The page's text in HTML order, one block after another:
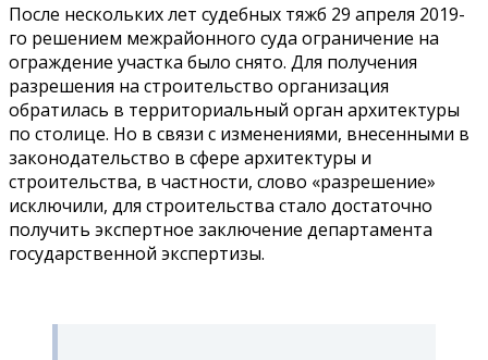
После нескольких лет судебных тяжб 29 апреля 2019-
го решением межрайонного суда ограничение на
ограждение участка было снято. Для получения
разрешения на строительство организация
обратилась в территориальный орган архитектуры
по столице. Но в связи с изменениями, внесенными в
законодательство в сфере архитектуры и
строительства, в частности, слово «разрешение»
исключили, для строительства стало достаточно
получить экспертное заключение департамента
государственной экспертизы.